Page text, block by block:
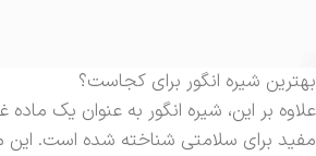
بهترین شیره انگور برای کجاست؟
علاوه بر این، شیره انگور به عنوان یک
مفید برای سلامتی شناخته شده است.